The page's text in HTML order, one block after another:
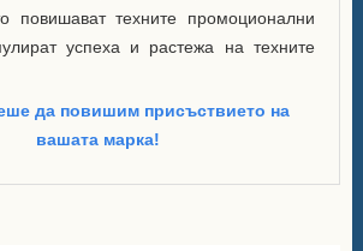
повишават техните промоционални
успеха и растежа на техните
да повишим присъствието на
вашата марка!